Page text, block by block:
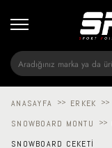
ANASAYFA >> ERKEK >>
SNOWBOARD MONTU >>
SNOWBOARD CEKETI